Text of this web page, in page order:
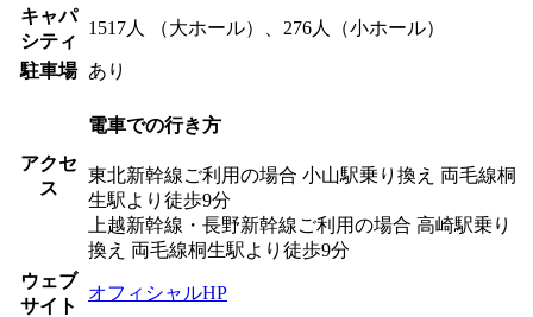
キャパ
シティ
1517人 （大ホール）、276人（小ホール）
駐車場 あり
アクセ
ス
電車での行き方
東北新幹線ご利用の場合 小山駅乗り換え 両毛線桐
生駅より徒歩9分
上越新幹線・長野新幹線ご利用の場合 高崎駅乗り
換え 両毛線桐生駅より徒歩9分
ウェブ
サイト
オフィシャルHP